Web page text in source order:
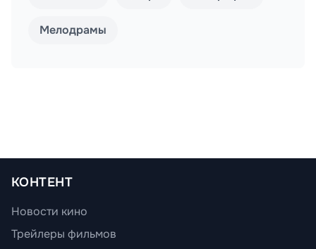
Мелодрамы
КОНТЕНТ
Новости кино
Трейлеры фильмов